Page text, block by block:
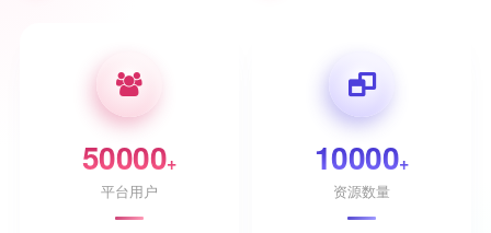
50000+
平台用户
10000+
资源数量